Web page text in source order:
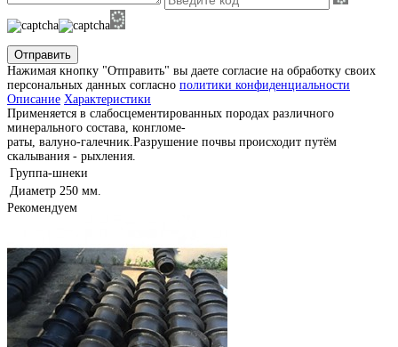
Отправить
Нажимая кнопку "Отправить" вы даете согласие на обработку своих
персональных данных согласно политики конфиденциальности
Описание Характеристики
Применяется в слабосцементированных породах различного
минерального состава, конгломе-
раты, валуно-галечник.Разрушение почвы происходит путём
скалывания - рыхления.
Группа-шнеки
Диаметр 250 мм.
Рекомендуем